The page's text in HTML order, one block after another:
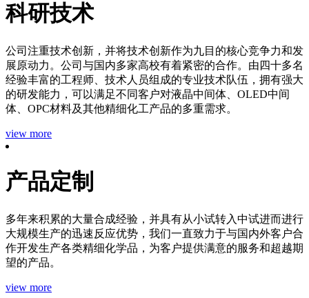
科研技术
公司注重技术创新，并将技术创新作为九目的核心竞争力和发
展原动力。公司与国内多家高校有着紧密的合作。由四十多名
经验丰富的工程师、技术人员组成的专业技术队伍，拥有强大
的研发能力，可以满足不同客户对液晶中间体、OLED中间
体、OPC材料及其他精细化工产品的多重需求。
view more
产品定制
多年来积累的大量合成经验，并具有从小试转入中试进而进行
大规模生产的迅速反应优势，我们一直致力于与国内外客户合
作开发生产各类精细化学品，为客户提供满意的服务和超越期
望的产品。
view more